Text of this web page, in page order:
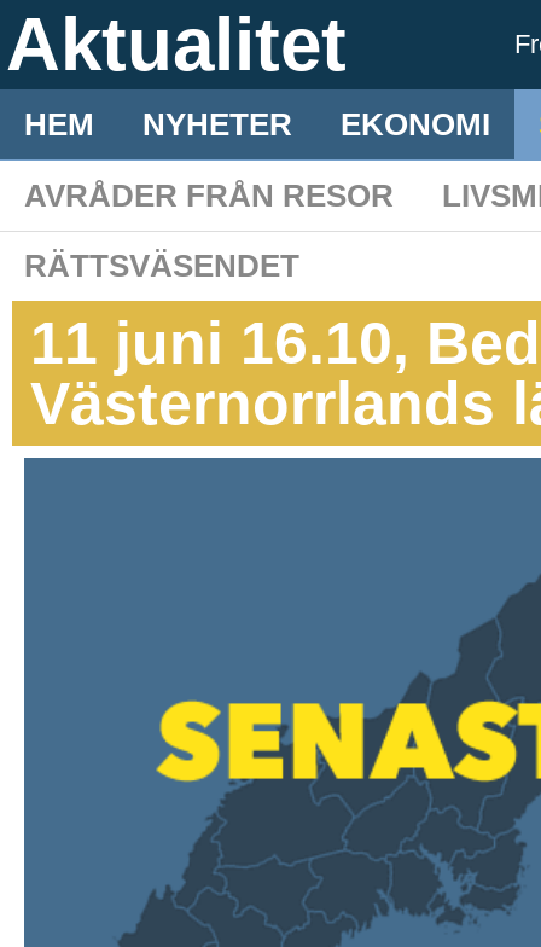
Aktualitet
HEM NYHETER EKONOMI
AVRÅDER FRÅN RESOR
RÄTTSVÄSENDET
11 juni 16.10,
Västernorrlands